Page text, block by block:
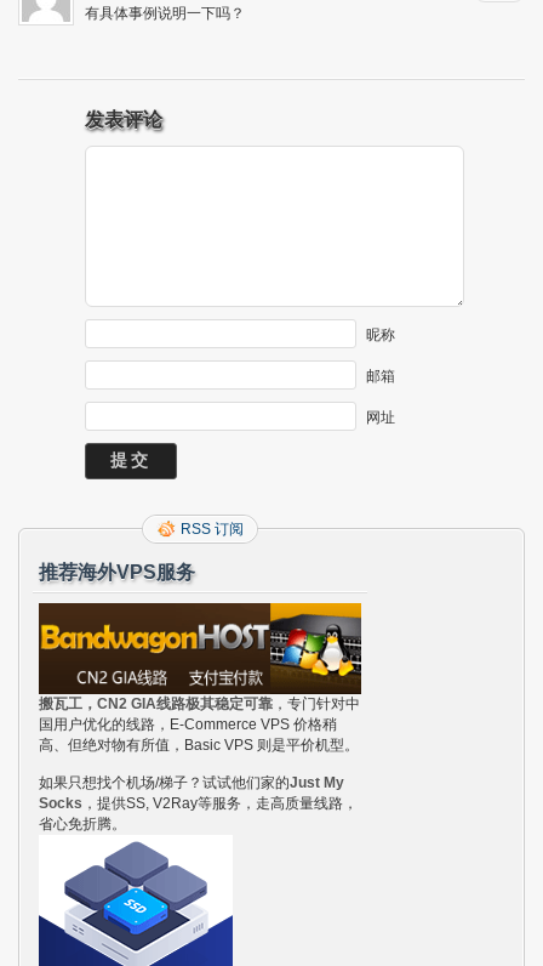
有具体事例说明一下吗？
发表评论
昵称
邮箱
网址
RSS 订阅
推荐海外VPS服务
搬瓦工，CN2 GIA线路极其稳定可靠 ，专门针对中
国用户优化的线路，E-Commerce VPS 价格稍
高、但绝对物有所值，Basic VPS 则是平价机型。
如果只想找个机场/梯子？试试他们家的Just My
Socks ，提供SS, V2Ray等服务，走高质量线路，
省心免折腾。